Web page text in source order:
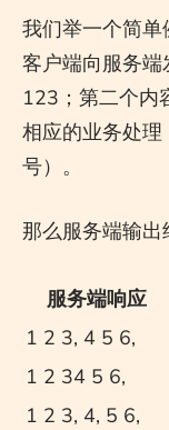
我们举一个简单
客户端向服务
123；第二个内
相应的业务处
号）。
那么服务端输
服务端响应
1 2 3, 4 5 6,
1 2 34 5 6,
1 2 3, 4, 5 6,